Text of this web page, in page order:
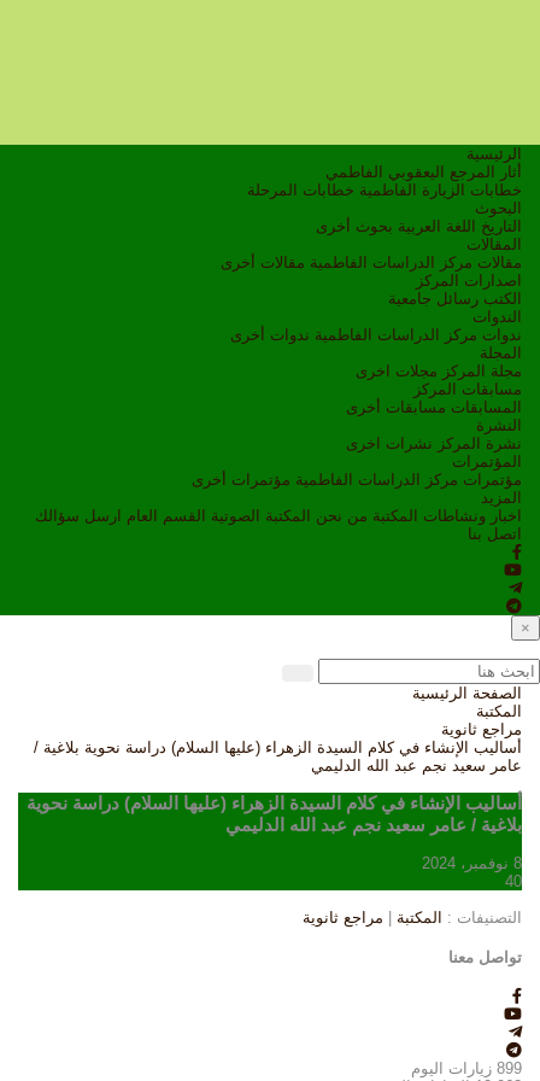
الرئيسية
أثار المرجع اليعقوبي الفاطمي
خطابات الزيارة الفاطمية خطابات المرحلة
البحوث
التاريخ
اللغة العربية بحوث أخرى
المقالات
مقالات مركز الدراسات الفاطمية مقالات أخرى
اصدارات المركز
الكتب رسائل جامعية
الندوات
ندوات مركز الدراسات الفاطمية ندوات أخرى
المجلة
مجلة المركز مجلات اخرى
مسابقات المركز
المسابقات مسابقات أخرى
النشرة
نشرة المركز نشرات اخرى
المؤتمرات
مؤتمرات مركز الدراسات الفاطمية مؤتمرات أخرى
المزيد
اخبار ونشاطات
المكتبة من نحن المكتبة الصوتية القسم العام ارسل سؤالك
اتصل بنا
×
الصفحة الرئيسية
المكتبة
مراجع ثانوية
أساليب الإنشاء في كلام السيدة الزهراء (عليها السلام) دراسة نحوية بلاغية /
عامر سعيد نجم عبد الله الدليمي
أساليب الإنشاء في كلام السيدة الزهراء (عليها السلام) دراسة نحوية
بلاغية / عامر سعيد نجم عبد الله الدليمي
8 نوفمبر، 2024
40
التصنيفات : المكتبة مراجع ثانوية
تواصل معنا
899 زيارات اليوم